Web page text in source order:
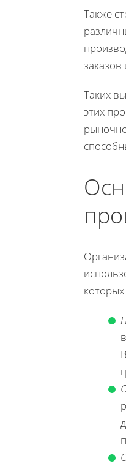
Также
Таких
этих